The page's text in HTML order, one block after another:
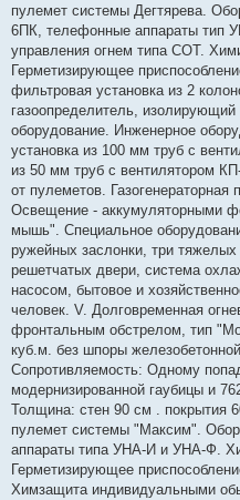
пулемет системы Дегтярева.
6ПК, телефонные аппараты тип
управления огнем типа СОТ.
Герметизирующее
фильтровая установка из 2
газоопределитель, изолирующий
оборудование. Инженерное
установка из 100 мм труб с
из 50 мм труб с вентилятором
от пулеметов. Газогенераторная
Освещение - аккумуляторными
мышь". Специальное
ружейных заслонки, три
решетчатых двери, система
насосом, бытовое и
человек. V. Долговременная
фронтальным обстрелом, тип
куб.м. без шпоры
Сопротивляемость: Одному
модернизированной гаубицы и
Толщина: стен 90 см . покрытия
пулемет системы "Максим".
аппараты типа УНА-И и УНА-Ф.
Герметизирующее
Химзащита индивидуальными